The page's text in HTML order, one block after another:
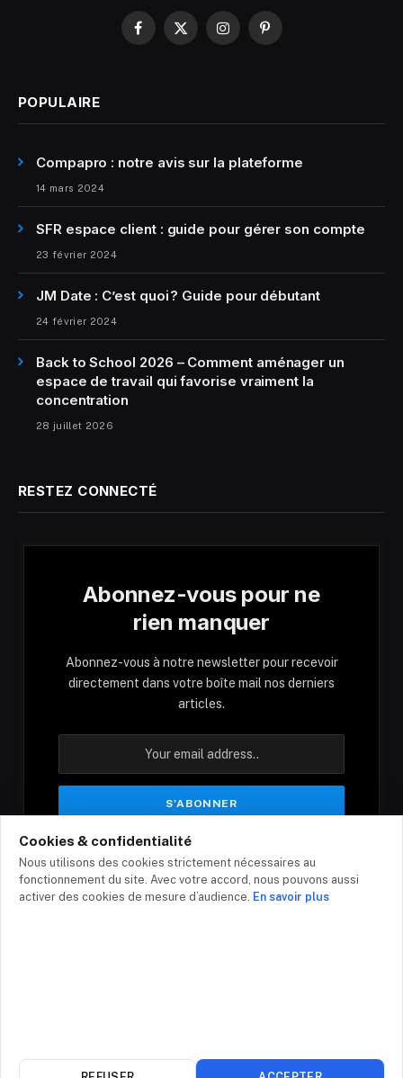
Facebook
X
InstagramPinterest
POPULAIRE
Compapro : notre avis sur la plateforme
14 mars 2024
SFR espace client : guide pour gérer son compte
23 février 2024
JM Date : C’est quoi ? Guide pour débutant
24 février 2024
Back to School 2026 – Comment aménager un
espace de travail qui favorise vraiment la
concentration
28 juillet 2026
RESTEZ CONNECTÉ
Abonnez-vous pour ne
rien manquer
Abonnez-vous à notre newsletter pour recevoir
directement dans votre boîte mail nos derniers
articles.
En vous inscrivant, vous acceptez nos conditions
et notre politique de confidentialité.
Plan du site
Cookies & confidentialité
Nous utilisons des cookies strictement nécessaires au
fonctionnement du site. Avec votre accord, nous pouvons aussi
activer des cookies de mesure d’audience. En savoir plus